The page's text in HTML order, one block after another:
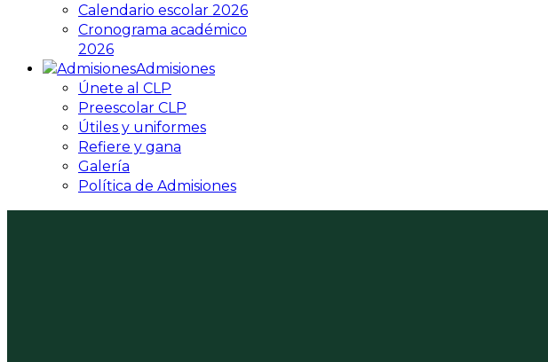
Calendario escolar 2026
Cronograma académico
2026
Admisiones
Únete al CLP
Preescolar CLP
Útiles y uniformes
Refiere y gana
Galería
Política de Admisiones